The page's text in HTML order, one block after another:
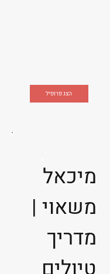
הצג פרופיל
מיכאל
משאוי |
מדריך